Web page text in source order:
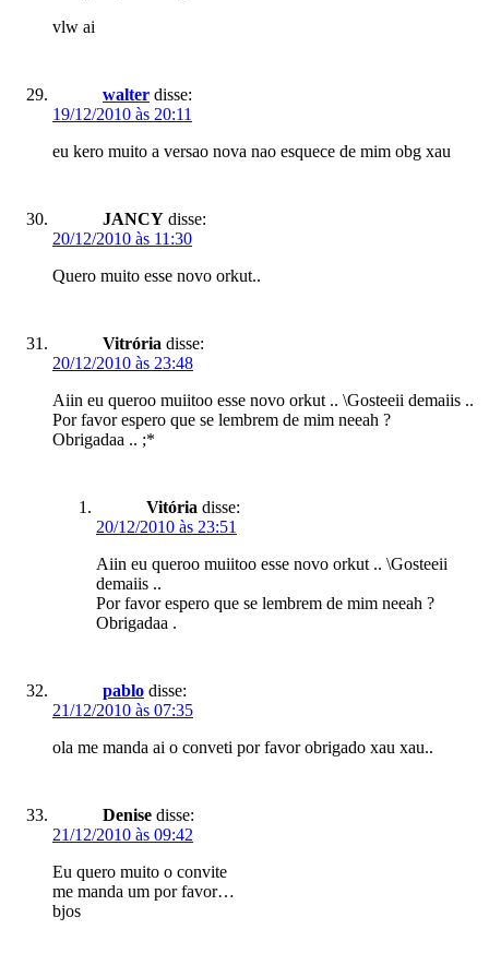
vlw ai
walter disse:
19/12/2010 às 20:11
eu kero muito a versao nova nao esquece de mim obg xau
JANCY disse:
20/12/2010 às 11:30
Quero muito esse novo orkut..
Vitrória disse:
20/12/2010 às 23:48
Aiin eu queroo muiitoo esse novo orkut .. \Gosteeii demaiis ..
Por favor espero que se lembrem de mim neeah ?
Obrigadaa .. ;*
Vitória disse:
20/12/2010 às 23:51
Aiin eu queroo muiitoo esse novo orkut .. \Gosteeii
demaiis ..
Por favor espero que se lembrem de mim neeah ?
Obrigadaa .
pablo disse:
21/12/2010 às 07:35
ola me manda ai o conveti por favor obrigado xau xau..
Denise disse:
21/12/2010 às 09:42
Eu quero muito o convite
me manda um por favor…
bjos